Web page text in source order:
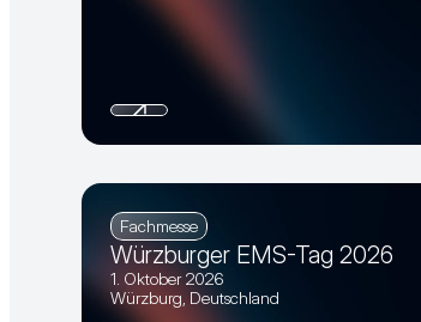
Fachmesse
Würzburger EMS-Tag 2026
1. Oktober 2026
Würzburg, Deutschland